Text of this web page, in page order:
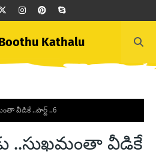
Kathalu
వీడికే ..పార్ట్ ..6
..సుఖమంతా వీడికే